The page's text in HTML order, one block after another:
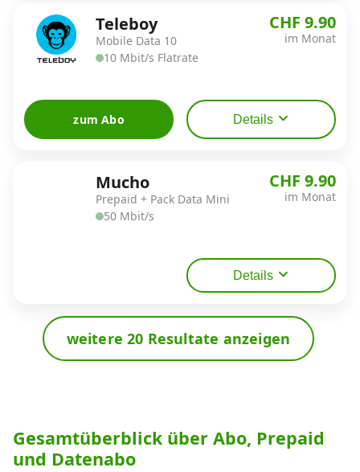
Teleboy
Mobile Data 10
10 Mbit/s Flatrate
CHF 9.90
im Monat
zum Abo Details
Mucho
Prepaid + Pack Data Mini
50 Mbit/s
CHF 9.90
im Monat
Details
weitere 20 Resultate anzeigen
Gesamtüberblick über Abo, Prepaid
und Datenabo